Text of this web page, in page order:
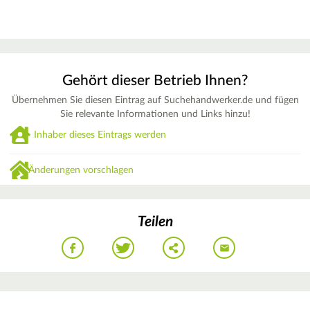
Gehört dieser Betrieb Ihnen?
Übernehmen Sie diesen Eintrag auf Suchehandwerker.de und fügen
Sie relevante Informationen und Links hinzu!
Inhaber dieses Eintrags werden
Änderungen vorschlagen
Teilen